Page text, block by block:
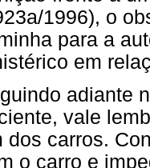
1996), o
para a
em
adiante
vale
dos carros.
o carro e